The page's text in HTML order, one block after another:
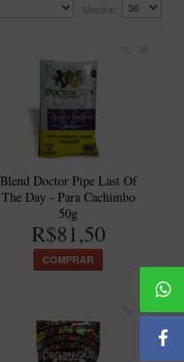
Mostrar:
Blend Doctor Pipe Last Of
The Day - Para Cachimbo
50g
R$81,50
COMPRAR